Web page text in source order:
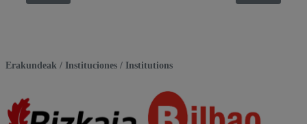
Erakundeak / Instituciones / Institutions